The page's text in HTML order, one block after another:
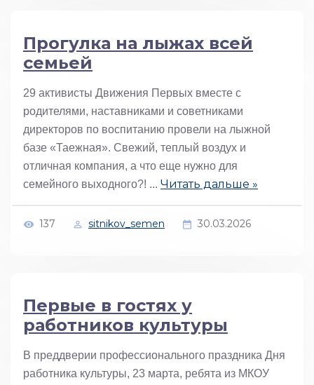
Прогулка на лыжах всей
семьей
29 активисты Движения Первых вместе с
родителями, наставниками и советниками
директоров по воспитанию провели на лыжной
базе «Таежная». Свежий, теплый воздух и
отличная компания, а что еще нужно для
семейного выходного?! ... Читать дальше »
137 sitnikov_semen 30.03.2026
Первые в гостях у
работников культуры
В преддверии профессионального праздника Дня
работника культуры, 23 марта, ребята из МКОУ